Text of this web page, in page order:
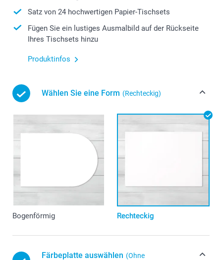
Satz von 24 hochwertigen Papier-Tischsets
Fügen Sie ein lustiges Ausmalbild auf der Rückseite
Ihres Tischsets hinzu
Produktinfos
Wählen Sie eine Form (Rechteckig)
Bogenförmig Rechteckig
Färbeplatte auswählen (Ohne